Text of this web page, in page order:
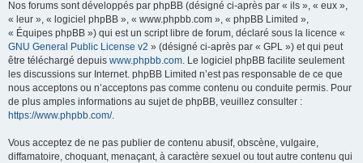
Nos forums sont développés par phpBB (désigné ci-après par « ils », « eux »,
« leur », « logiciel phpBB », « www.phpbb.com », « phpBB Limited »,
« Équipes phpBB ») qui est un script libre de forum, déclaré sous la licence «
GNU General Public License v2 » (désigné ci-après par « GPL ») et qui peut
être téléchargé depuis www.phpbb.com. Le logiciel phpBB facilite seulement
les discussions sur Internet. phpBB Limited n’est pas responsable de ce que
nous acceptons ou n’acceptons pas comme contenu ou conduite permis. Pour
de plus amples informations au sujet de phpBB, veuillez consulter :
https://www.phpbb.com/.
Vous acceptez de ne pas publier de contenu abusif, obscène, vulgaire,
diffamatoire, choquant, menaçant, à caractère sexuel ou tout autre contenu qui